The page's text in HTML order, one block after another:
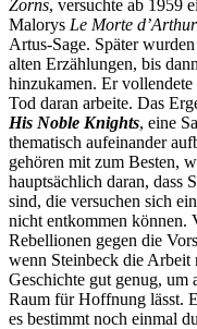
Zorns, versuchte ab 1959
Malorys Le Morte d’Arthur
Artus-Sage. Später
alten Erzählungen, bis
hinzukamen. Er
Tod daran arbeite. Das
His Noble Knights, eine
thematisch aufeinander
gehören mit zum Besten,
hauptsächlich daran, dass
sind, die versuchen sich
nicht entkommen können.
Rebellionen gegen die
wenn Steinbeck die Arbeit
Geschichte gut genug, um
Raum für Hoffnung lässt.
es bestimmt noch einmal